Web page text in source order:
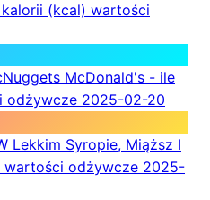
(kcal) wartości
McDonald's - ile
odżywcze 2025-02-20
Lekkim Syropie, Miąższ I
wartości odżywcze 2025-